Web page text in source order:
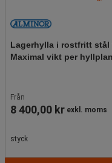
Lagerhylla i rostfritt stål
Maximal vikt per
Från
8 400,00 kr exkl. moms
styck